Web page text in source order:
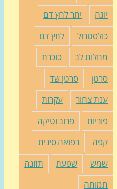
יוגה
יתר לחץ דם
כולסטרול
לחץ דם
מחלות לב
סוכרת
סרטן
סרטן שד
ענת צחור
עקרות
פוריות
פרוביוטיקה
קפה
רפואה סינית
שמש
שפעת
תזונה
תמותה